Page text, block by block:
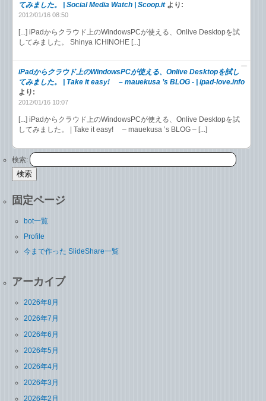
てみました。 | Social Media Watch | Scoop.it より:
2012/01/16 08:50
[...] iPadからクラウド上のWindowsPCが使える、Onlive Desktopを試
してみました。 Shinya ICHINOHE [...]
iPadからクラウド上のWindowsPCが使える、Onlive Desktopを試し
てみました。 | Take it easy! – mauekusa ’s BLOG - | ipad-love.info
より:
2012/01/16 10:07
[...] iPadからクラウド上のWindowsPCが使える、Onlive Desktopを試
してみました。 | Take it easy! – mauekusa ’s BLOG – [...]
検索:
固定ページ
bot一覧
Profile
今まで作った SlideShare一覧
アーカイブ
2026年8月
2026年7月
2026年6月
2026年5月
2026年4月
2026年3月
2026年2月